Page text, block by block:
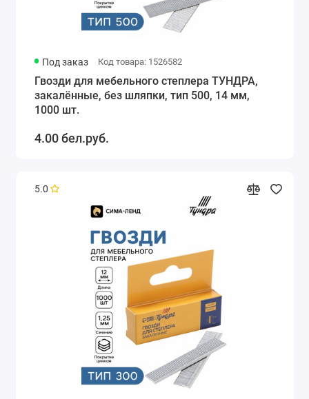
Под заказ Код товара: 1526582
Гвозди для мебельного степлера ТУНДРА,
закалённые, без шляпки, тип 500, 14 мм,
1000 шт.
4.00 бел.руб.
5.0